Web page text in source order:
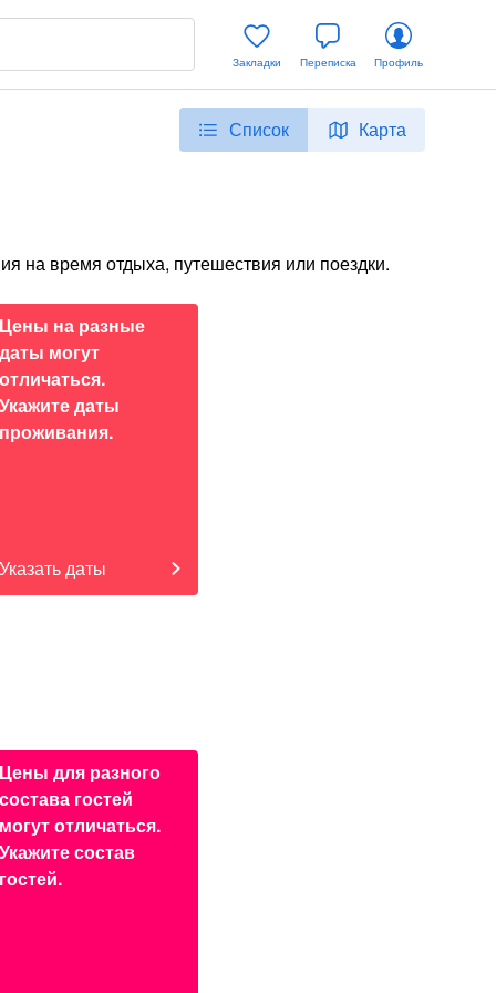
Закладки Переписка Профиль
Список Карта
на время отдыха, путешествия или поездки.
Цены на разные
даты могут
отличаться.
Укажите даты
проживания.
Указать даты
Цены для разного
состава гостей
могут отличаться.
Укажите состав
гостей.